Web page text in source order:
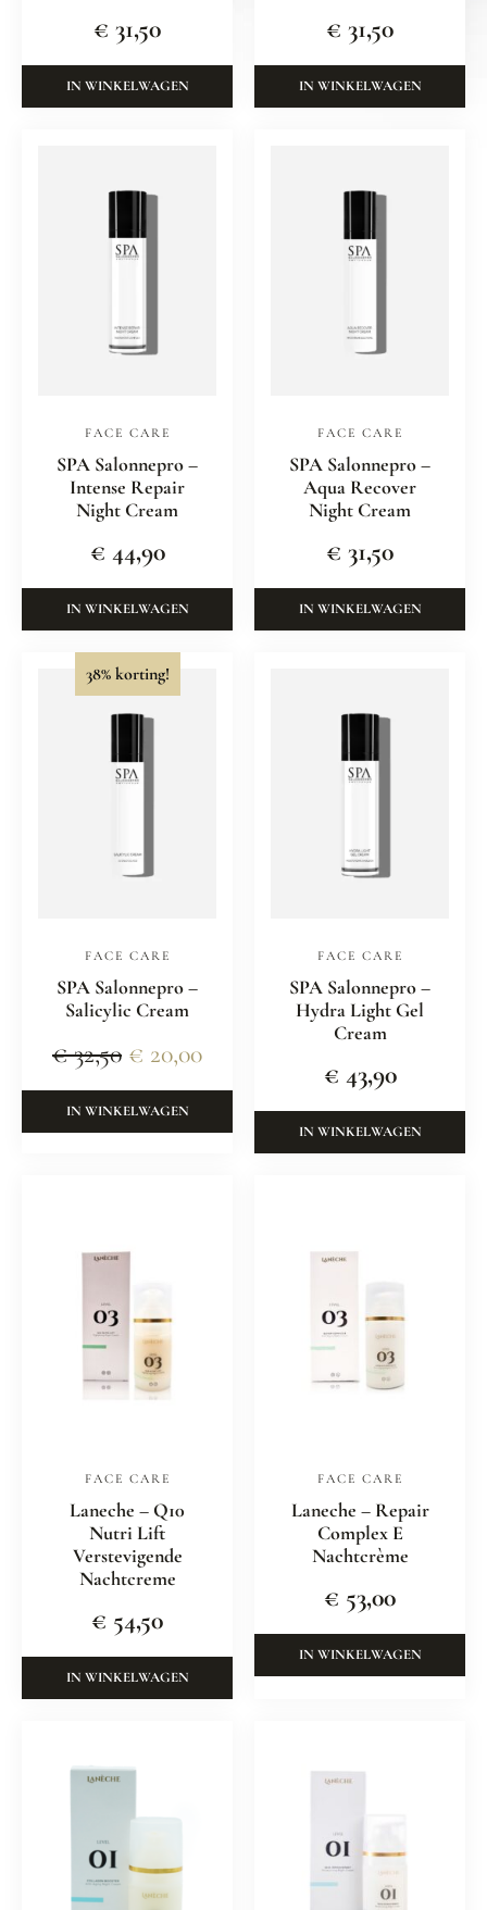
€ 31,50
IN WINKELWAGEN
€ 31,50
IN WINKELWAGEN
FACE CARE
SPA Salonnepro –
Intense Repair
Night Cream
€ 44,90
IN WINKELWAGEN
FACE CARE
SPA Salonnepro –
Aqua Recover
Night Cream
€ 31,50
IN WINKELWAGEN
38% korting!
FACE CARE
SPA Salonnepro –
Salicylic Cream
€32,50 € 20,00
IN WINKELWAGEN
FACE CARE
SPA Salonnepro –
Hydra Light Gel
Cream
€ 43,90
IN WINKELWAGEN
FACE CARE
Laneche – Q10
Nutri Lift
Verstevigende
Nachtcreme
€ 54,50
IN WINKELWAGEN
FACE CARE
Laneche – Repair
Complex E
Nachtcrème
€ 53,00
IN WINKELWAGEN